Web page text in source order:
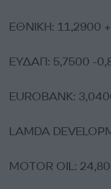
ΕΘΝΙΚΗ: 11,2900
ΕΥΔΑΠ: 5,7500 -
EUROBANK:
LAMDA
MOTOR OIL: